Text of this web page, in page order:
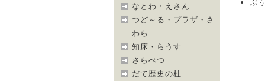
なとわ・えさん
つど～る・プラザ・さ
わら
知床・らうす
さらべつ
だて歴史の杜
ぶ